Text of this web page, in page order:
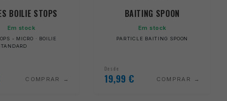
BOILIE STOPS
Em stock
- MICRO · BOILIE
COMPRAR
BAITING SPOON
Em stock
PARTICLE BAITING SPOON
Desde
19,99 € COMPRAR